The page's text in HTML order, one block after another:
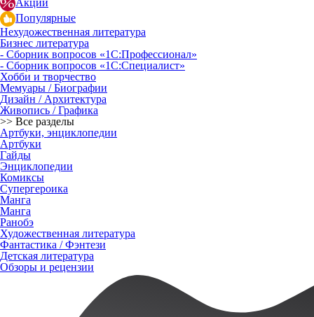
Популярные
Нехудожественная литература
Бизнес литература
- Сборник вопросов «1С:Профессионал»
- Сборник вопросов «1С:Специалист»
Хобби и творчество
Мемуары / Биографии
Дизайн / Архитектура
Живопись / Графика
>> Все разделы
Артбуки, энциклопедии
Артбуки
Гайды
Энциклопедии
Комиксы
Супергероика
Манга
Манга
Ранобэ
Художественная литература
Фантастика / Фэнтези
Детская литература
Обзоры и рецензии